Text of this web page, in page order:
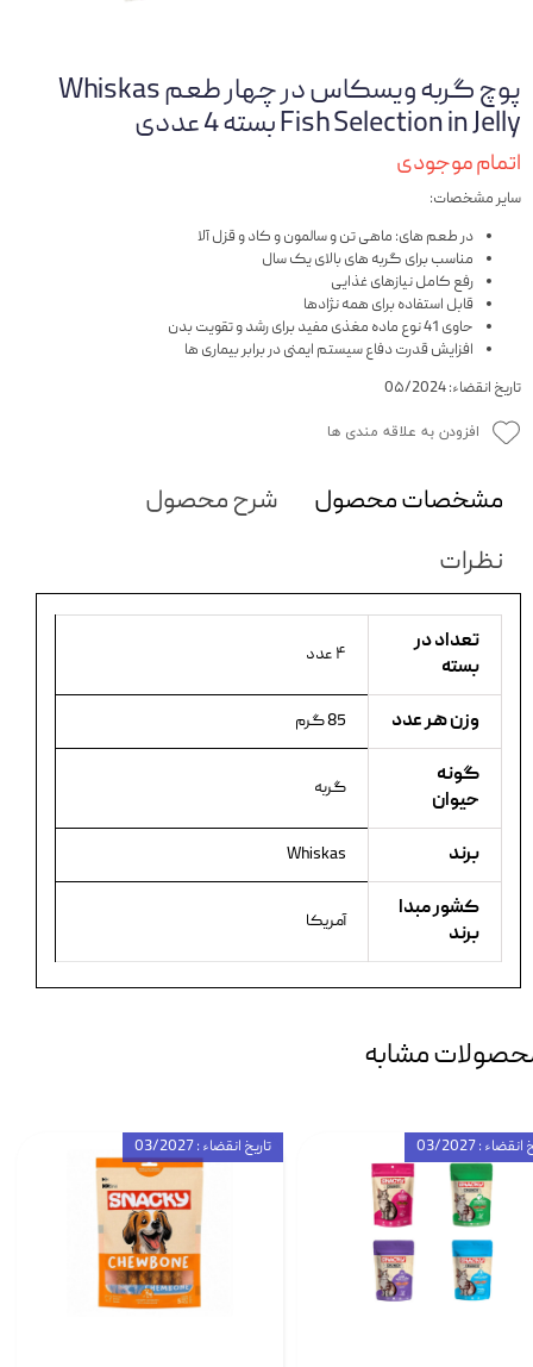
پوچ گربه ویسکاس در چهار طعم Whiskas
Fish Selection in Jelly بسته 4 عددی
اتمام موجودی
سایر مشخصات:
در طعم های: ماهی تن و سالمون و کاد و قزل آلا
مناسب برای گربه های بالای یک سال
رفع کامل نیازهای غذایی
قابل استفاده برای همه نژادها
حاوی 41 نوع ماده مغذی مفید برای رشد و تقویت بدن
افزایش قدرت دفاع سیستم ایمنی در برابر بیماری ها
تاریخ انقضاء: 0۵/2024
افزودن به علاقه مندی ها
مشخصات محصول
شرح محصول
نظرات
تعداد در
بسته
۴ عدد
وزن هر عدد 85 گرم
گونه
حیوان
گربه
برند Whiskas
کشور مبدا
برند
آمریکا
مشابه
تاریخ انقضاء : 03/2027 : 03/2027